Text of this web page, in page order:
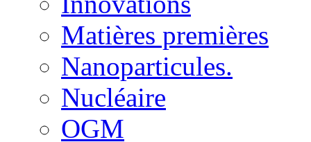
Matières premières
Nanoparticules.
Nucléaire
OGM